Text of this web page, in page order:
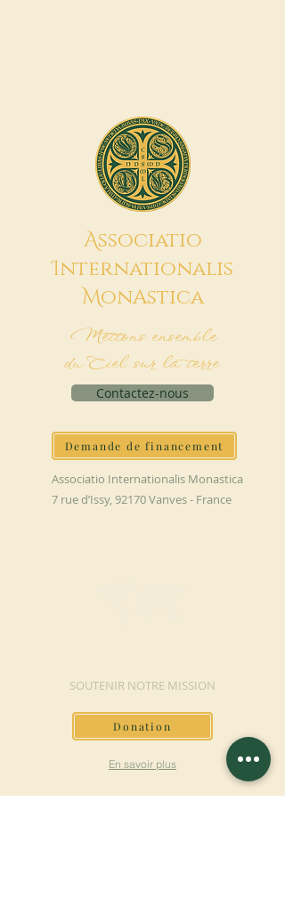
Associatio
Internationalis
MonAstica
Mettons ensemble
du Ciel sur la terre
Contactez-nous
Demande de financement
Associatio Internationalis Monastica
7 rue d’Issy, 92170 Vanves - France
SOUTENIR NOTRE MISSION
Donation
En savoir plus